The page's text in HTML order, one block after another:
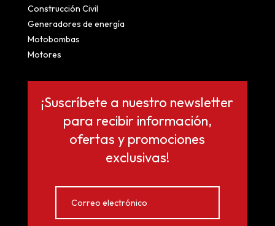
Construcción Civil
Generadores de energía
Motobombas
Motores
¡Suscríbete a nuestro newsletter
para recibir información,
ofertas y promociones
exclusivas!